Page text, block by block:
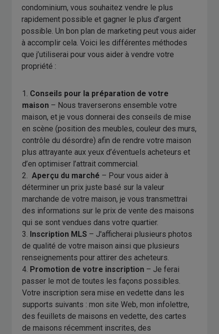
condominium, vous souhaitez vendre le plus
rapidement possible et gagner le plus d’argent
possible. Un bon plan de marketing peut vous aider
à accomplir cela. Voici les différentes méthodes
que j’utiliserai pour vous aider à vendre votre
propriété :
1. Conseils pour la préparation de votre
maison – Nous traverserons ensemble votre
maison, et je vous donnerai des conseils de mise
en scène (position des meubles, couleur des murs,
contrôle du désordre) afin de rendre votre maison
plus attrayante aux yeux d’éventuels acheteurs et
d’en optimiser l’attrait commercial.
2.Aperçu du marché – Pour vous aider à
déterminer un prix juste basé sur la valeur
marchande de votre maison, je vous transmettrai
des informations sur le prix de vente des maisons
qui se sont vendues dans votre quartier.
3. Inscription MLS – J'afficherai plusieurs photos
de qualité de votre maison ainsi que plusieurs
renseignements pour attirer des acheteurs.
4. Promotion de votre inscription – Je ferai
passer le mot de toutes les façons possibles.
Votre inscription sera mise en vedette dans les
supports suivants : mon site Web, mon infolettre,
des feuillets de maisons en vedette, des cartes
de maisons récemment inscrites, des